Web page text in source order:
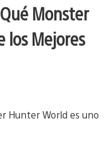
Monster
los Mejores